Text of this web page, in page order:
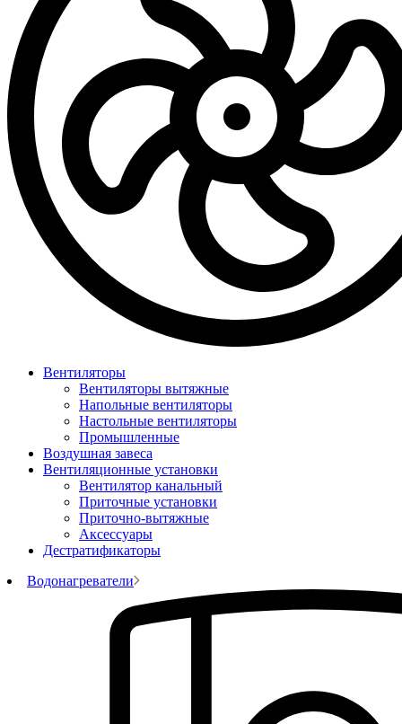
Вентиляторы
Вентиляторы вытяжные
Напольные вентиляторы
Настольные вентиляторы
Промышленные
Воздушная завеса
Вентиляционные установки
Вентилятор канальный
Приточные установки
Приточно-вытяжные
Аксессуары
Дестратификаторы
Водонагреватели